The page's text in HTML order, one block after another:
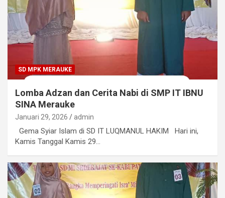
SD MPK MERAUKE
Lomba Adzan dan Cerita Nabi di SMP IT IBNU
SINA Merauke
Januari 29, 2026 admin
Gema Syiar Islam di SD IT LUQMANUL HAKIM Hari ini,
Kamis Tanggal Kamis 29…